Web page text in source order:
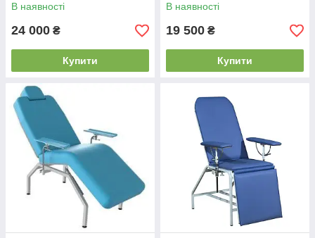
В наявності
24 000 ₴
Купити
В наявності
19 500 ₴
Купити